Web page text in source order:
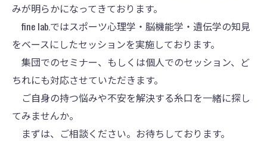
みが明らかになってきております。
fine lab.ではスポーツ心理学・脳機能学・遺伝学の知見
をベースにしたセッションを実施しております。
集団でのセミナー、もしくは個人でのセッション、ど
ちれにも対応させていただきます。
ご自身の持つ悩みや不安を解決する糸口を一緒に探し
てみませんか。
まずは、ご相談ください。お待ちしております。